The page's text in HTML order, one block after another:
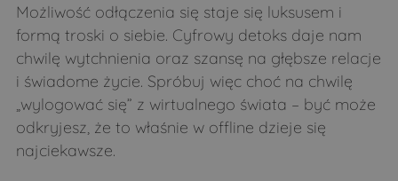
Możliwość odłączenia się staje się luksusem i
formą troski o siebie. Cyfrowy detoks daje nam
chwilę wytchnienia oraz szansę na głębsze relacje
i świadome życie. Spróbuj więc choć na chwilę
„wylogować się” z wirtualnego świata – być może
odkryjesz, że to właśnie w offline dzieje się
najciekawsze.